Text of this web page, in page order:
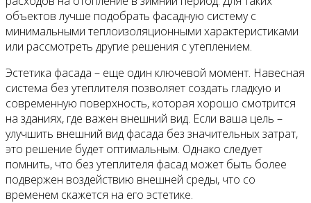
объектов лучше подобрать фасадную систему с
минимальными теплоизоляционными характеристиками
или рассмотреть другие решения с утеплением.
Эстетика фасада – еще один ключевой момент. Навесная
система без утеплителя позволяет создать гладкую и
современную поверхность, которая хорошо смотрится
на зданиях, где важен внешний вид. Если ваша цель –
улучшить внешний вид фасада без значительных затрат,
это решение будет оптимальным. Однако следует
помнить, что без утеплителя фасад может быть более
подвержен воздействию внешней среды, что со
временем скажется на его эстетике.